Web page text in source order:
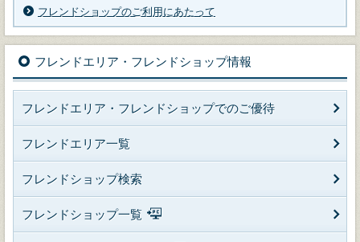
フレンドショップのご利用にあたって
フレンドエリア・フレンドショップ情報
フレンドエリア・フレンドショップでのご優待
フレンドエリア一覧
フレンドショップ検索
フレンドショップ一覧